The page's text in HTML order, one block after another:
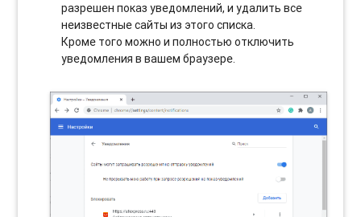
разрешен показ уведомлений, и удалить все
неизвестные сайты из этого списка.
Кроме того можно и полностью отключить
уведомления в вашем браузере.